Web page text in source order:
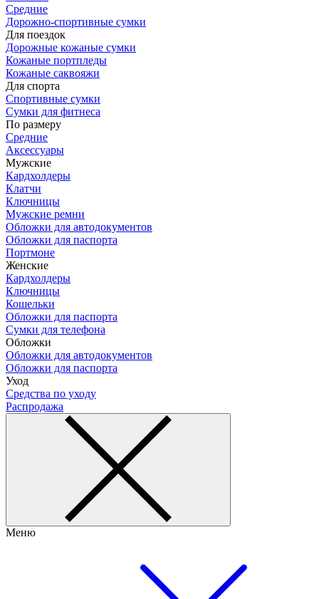
Средние
Дорожно-спортивные сумки
Для поездок
Дорожные кожаные сумки
Кожаные портпледы
Кожаные саквояжи
Для спорта
Спортивные сумки
Сумки для фитнеса
По размеру
Средние
Аксессуары
Мужские
Кардхолдеры
Клатчи
Ключницы
Мужские ремни
Обложки для автодокументов
Обложки для паспорта
Портмоне
Женские
Кардхолдеры
Ключницы
Кошельки
Обложки для паспорта
Сумки для телефона
Обложки
Обложки для автодокументов
Обложки для паспорта
Уход
Средства по уходу
Распродажа
Меню